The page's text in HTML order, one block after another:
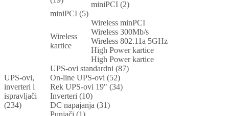
miniPCI (2)
miniPCI (5)
Wireless
kartice
Wireless minPCI
Wireless 300Mb/s
Wireless 802.11a 5GHz
High Power kartice
High Power kartice
UPS-ovi,
inverteri i
ispravljači
(234)
UPS-ovi standardni (87)
On-line UPS-ovi (52)
Rek UPS-ovi 19" (34)
Inverteri (10)
DC napajanja (31)